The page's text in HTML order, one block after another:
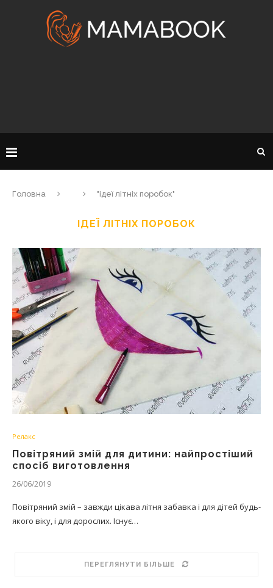
Головна "ідеї літніх поробок"
ІДЕЇ ЛІТНІХ ПОРОБОК
Релакс
Повітряний змій для дитини: найпростіший
спосіб виготовлення
26/06/2019
Повітряний змій – завжди цікава літня забавка і для дітей будь-
якого віку, і для дорослих. Існує…
ПЕРЕГЛЯНУТИ БІЛЬШЕ